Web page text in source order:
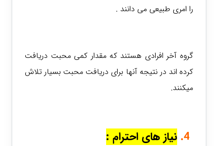
را امری طبیعی می دانند .
گروه آخر افرادی هستند که مقدار کمی محبت دریافت
کرده اند در نتیجه آنها برای دریافت محبت بسیار تلاش
میکنند.
4. نیاز های احترام :